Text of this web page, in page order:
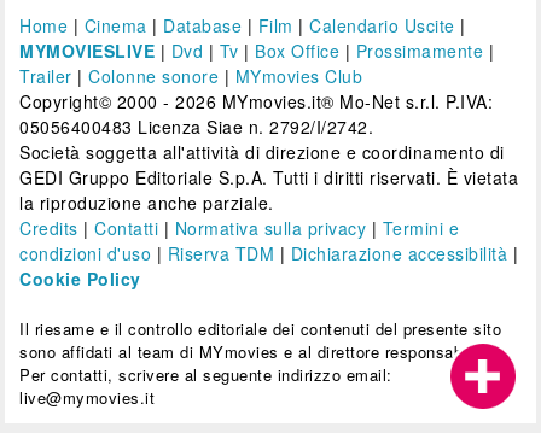
Home | Cinema | Database | Film |Calendario Uscite |
MYMOVIESLIVE | Dvd | Tv | Box Office | Prossimamente |
Trailer |Colonne sonore | MYmovies Club
Copyright© 2000 - 2026 MYmovies.it® Mo-Net s.r.l. P.IVA:
05056400483 Licenza Siae n. 2792/I/2742.
Società soggetta all'attività di direzione e coordinamento di
GEDI Gruppo Editoriale S.p.A. Tutti i diritti riservati. È vietata
la riproduzione anche parziale.
Credits |Contatti | Normativa sulla privacy | Termini e
condizioni d'uso | Riserva TDM | Dichiarazione accessibilità |
Cookie Policy
Il riesame e il controllo editoriale dei contenuti del presente sito
sono affidati al team di MYmovies e al direttore responsabile.
Per contatti, scrivere al seguente indirizzo email:
live@mymovies.it